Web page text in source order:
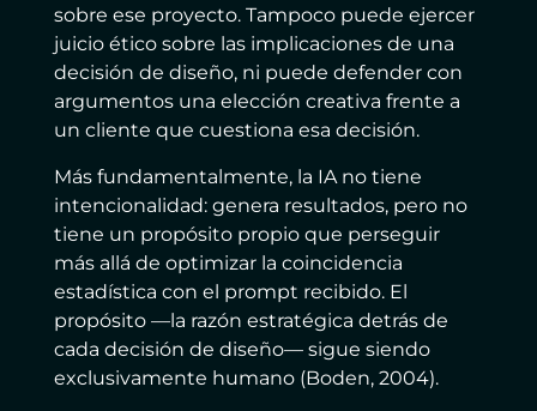
sobre ese proyecto. Tampoco puede ejercer
juicio ético sobre las implicaciones de una
decisión de diseño, ni puede defender con
argumentos una elección creativa frente a
un cliente que cuestiona esa decisión.
Más fundamentalmente, la IA no tiene
intencionalidad: genera resultados, pero no
tiene un propósito propio que perseguir
más allá de optimizar la coincidencia
estadística con el prompt recibido. El
propósito —la razón estratégica detrás de
cada decisión de diseño— sigue siendo
exclusivamente humano (Boden, 2004).